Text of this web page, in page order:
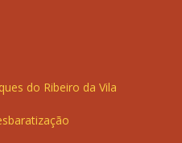
do Ribeiro da Vila